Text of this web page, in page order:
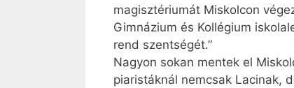
magiszté­riu­mát Miskolcon
Gimnázium és Kollégium
rend szentségét.”
Nagyon sokan mentek el
piaristáknál nemcsak Lacinak,